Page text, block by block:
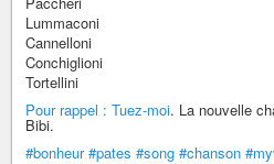
Lummaconi
Cannelloni
Conchiglioni
Tortellini
Pour rappel : Tuez-moi. La nouvelle
Bibi.
#bonheur #pates #song #chanson